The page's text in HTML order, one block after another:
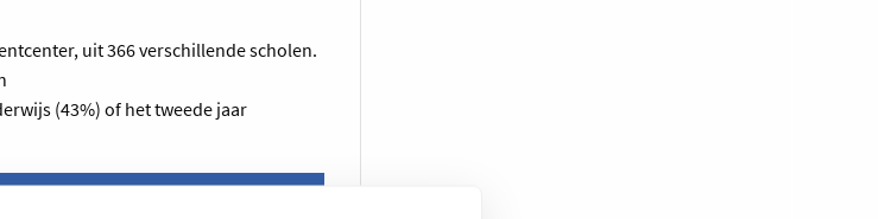
uit 366 verschillende scholen.
(43%) of het tweede jaar